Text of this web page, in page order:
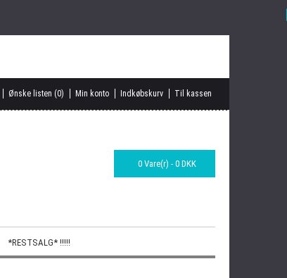
Ønske listen (0) Min konto Indkøbskurv Til kassen
0 Vare(r) - 0 DKK
*RESTSALG* !!!!!